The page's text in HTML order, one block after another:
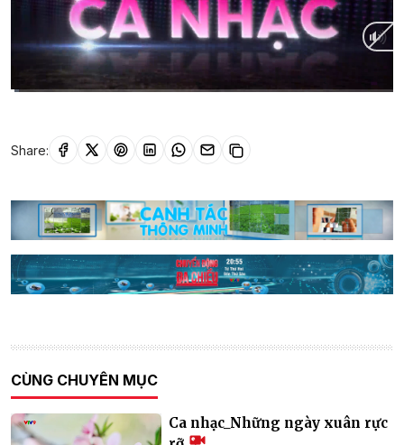
Share:
CÙNG CHUYÊN MỤC
Ca nhạc_Những ngày xuân rực